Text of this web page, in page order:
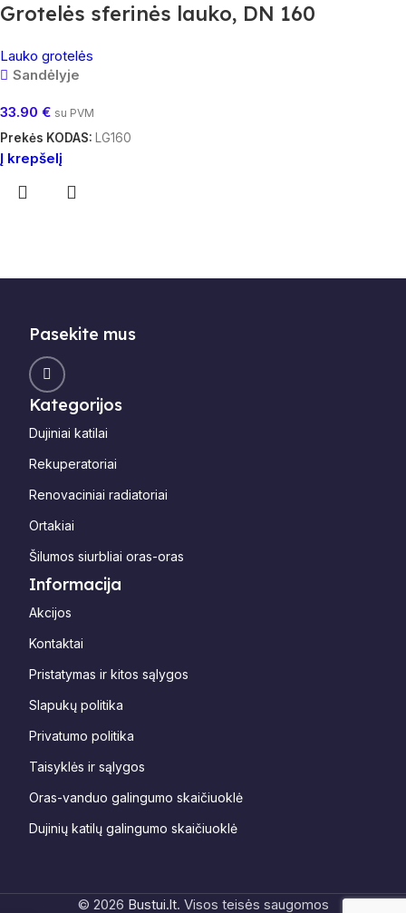
Grotelės sferinės lauko, DN 160
Lauko grotelės
Sandėlyje
33.90 € su PVM
Prekės KODAS: LG160
Į krepšelį
Pasekite mus
Kategorijos
Dujiniai katilai
Rekuperatoriai
Renovaciniai radiatoriai
Ortakiai
Šilumos siurbliai oras-oras
Informacija
Akcijos
Kontaktai
Pristatymas ir kitos sąlygos
Slapukų politika
Privatumo politika
Taisyklės ir sąlygos
Oras-vanduo galingumo skaičiuoklė
Dujinių katilų galingumo skaičiuoklė
© 2026 Bustui.lt. Visos teisės saugomos